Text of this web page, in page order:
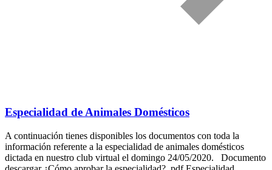
Especialidad de Animales Domésticos
A continuación tienes disponibles los documentos con toda la
información referente a la especialidad de animales domésticos
dictada en nuestro club virtual el domingo 24/05/2020. Documento